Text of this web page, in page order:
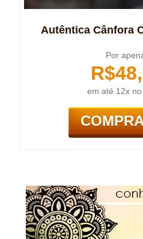
Autêntica Cânfora
Por
R$
em até 12x